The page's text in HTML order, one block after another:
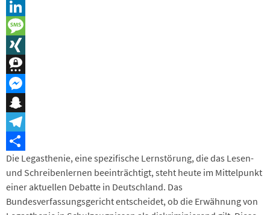
Reddit
LinkedIn
Message
XING
Threema
Messenger
Snapchat
Telegram
Teilen
Die Legasthenie, eine spezifische Lernstörung, die das Lesen-
und Schreibenlernen beeinträchtigt, steht heute im Mittelpunkt
einer aktuellen Debatte in Deutschland. Das
Bundesverfassungsgericht entscheidet, ob die Erwähnung von